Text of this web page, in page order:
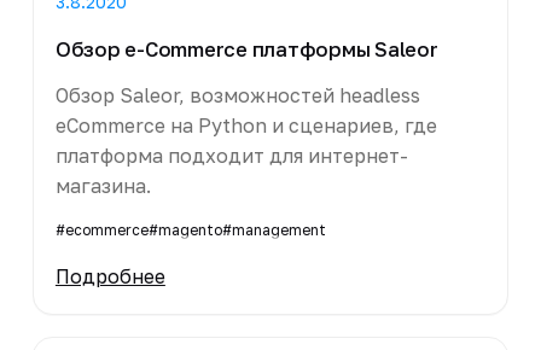
Обзор e-Commerce платформы Saleor
Обзор Saleor, возможностей headless
eCommerce на Python и сценариев, где
платформа подходит для интернет-
магазина.
#ecommerce#magento#management
Подробнее